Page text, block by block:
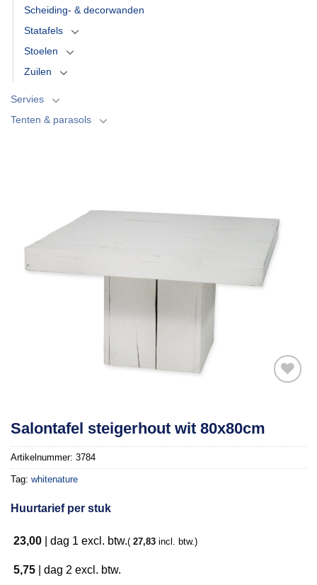
Scheiding- & decorwanden
Statafels
Stoelen
Zuilen
Servies
Tenten & parasols
verlanglijst
Salontafel steigerhout wit 80x80cm
Artikelnummer: 3784
Tag: whitenature
Huurtarief per stuk
23,00 dag 1 excl. btw.( 27,83 incl. btw.)
5,75 dag 2 excl. btw.